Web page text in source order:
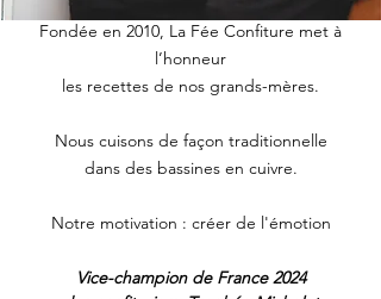
Fondée en 2010, La Fée Confiture met à
l’honneur
les recettes de nos grands-mères.
Nous cuisons de façon traditionnelle
dans des bassines en cuivre.
Notre motivation : créer de l'émotion
Vice-champion de France 2024